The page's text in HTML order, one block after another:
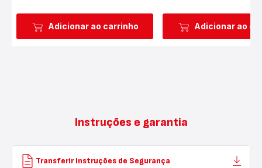
Adicionar ao carrinho Adicionar ao
Instruções e garantia
Transferir Instruções de Segurança